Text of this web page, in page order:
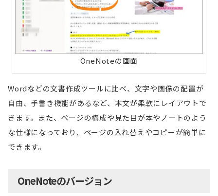
OneNoteの画面
Wordなどの文書作成ツールに比べ、文字や画像の配置が
自由、手書き機能があるなど、本文が柔軟にレイアウトで
きます。また、ページの構成や見た目が本やノートのよう
な仕様になっており、ページの入れ替えやコピーが簡単に
できます。
OneNoteのバージョン